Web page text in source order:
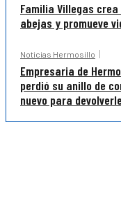
Familia Villegas
abejas y promueve
Noticias Hermosillo
Empresaria de
perdió su anillo de
nuevo para